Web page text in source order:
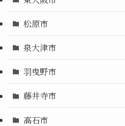
松原市
泉大津市
羽曳野市
藤井寺市
高石市